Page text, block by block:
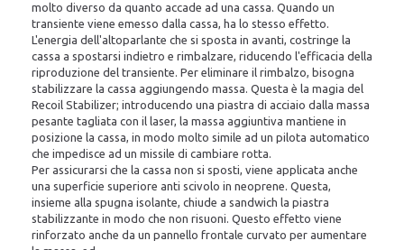
molto diverso da quanto accade ad una cassa. Quando un
transiente viene emesso dalla cassa, ha lo stesso effetto.
L'energia dell'altoparlante che si sposta in avanti, costringe la
cassa a spostarsi indietro e rimbalzare, riducendo l'efficacia della
riproduzione del transiente. Per eliminare il rimbalzo, bisogna
stabilizzare la cassa aggiungendo massa. Questa è la magia del
Recoil Stabilizer; introducendo una piastra di acciaio dalla massa
pesante tagliata con il laser, la massa aggiuntiva mantiene in
posizione la cassa, in modo molto simile ad un pilota automatico
che impedisce ad un missile di cambiare rotta.
Per assicurarsi che la cassa non si sposti, viene applicata anche
una superficie superiore anti scivolo in neoprene. Questa,
insieme alla spugna isolante, chiude a sandwich la piastra
stabilizzante in modo che non risuoni. Questo effetto viene
rinforzato anche da un pannello frontale curvato per aumentare